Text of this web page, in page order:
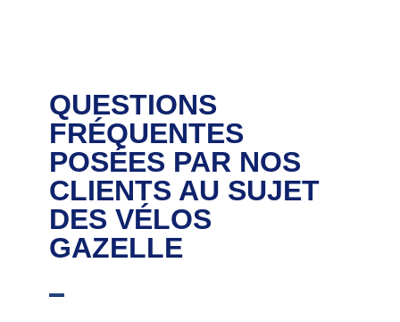
QUESTIONS
FRÉQUENTES
POSÉES PAR NOS
CLIENTS AU SUJET
DES VÉLOS
GAZELLE